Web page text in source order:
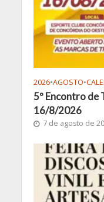
2026•AGOSTO•
5º Encontro de
16/8/2026
7 de agosto de